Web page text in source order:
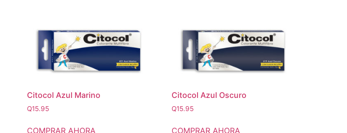
Citocol Azul Marino
Q15.95
COMPRAR AHORA
Citocol Azul Oscuro
Q15.95
COMPRAR AHORA